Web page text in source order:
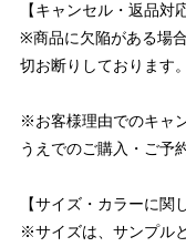
【キャンセル・返品対
※商品に欠陥がある場
切お断りしております。
※お客様理由でのキャ
うえでのご購入・ご予
【サイズ・カラーに関
※サイズは、サンプル